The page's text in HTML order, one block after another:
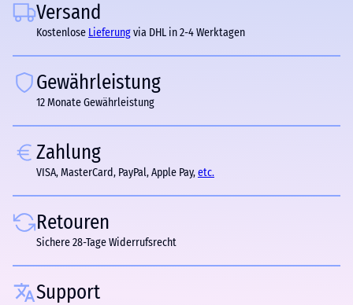
Versand
Kostenlose Lieferungvia DHL in 2-4 Werktagen
Gewährleistung
12 Monate Gewährleistung
Zahlung
VISA, MasterCard, PayPal, Apple Pay,etc.
Retouren
Sichere 28-Tage Widerrufsrecht
Support